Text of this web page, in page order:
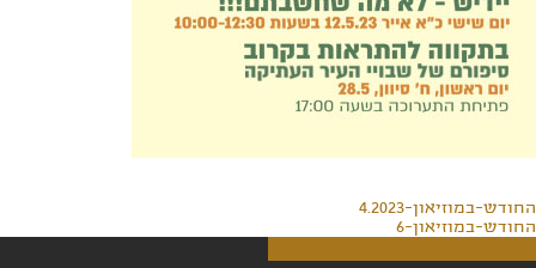
החודש-במוזיאון-4.2023
החודש-במוזיאון-6